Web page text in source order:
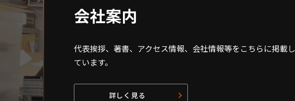
会社案内
代表挨拶、著書、アクセス情報、会社情報等をこちらに掲載し
ています。
詳しく見る